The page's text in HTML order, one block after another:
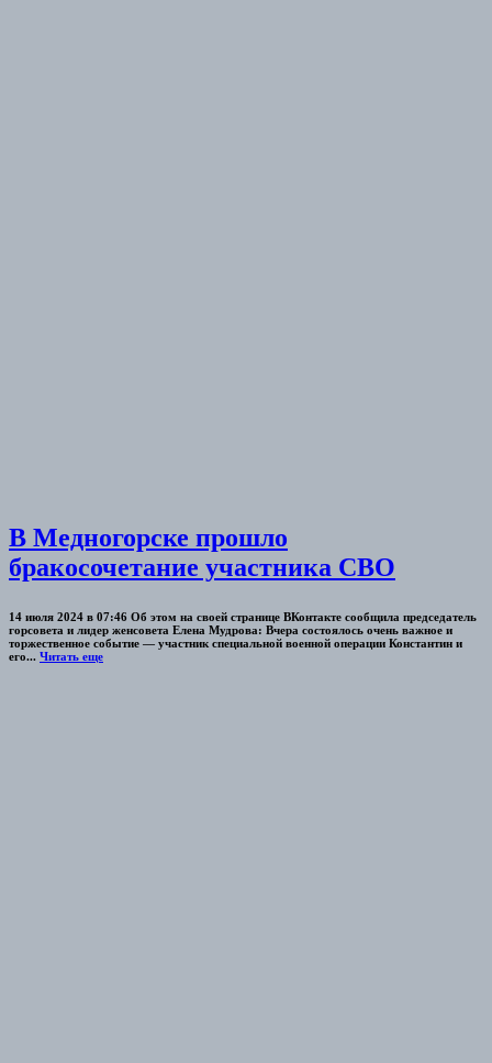
В Медногорске прошло
бракосочетание участника СВО
14 июля 2024 в 07:46 Об этом на своей странице ВКонтакте сообщила председатель
горсовета и лидер женсовета Елена Мудрова: Вчера состоялось очень важное и
торжественное событие — участник специальной военной операции Константин и
его... Читать еще